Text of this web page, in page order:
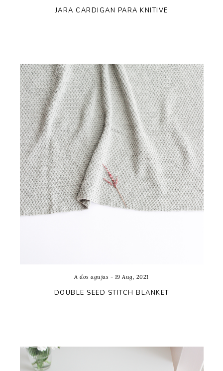
JARA CARDIGAN PARA KNITIVE
A dos agujas - 19 Aug, 2021
DOUBLE SEED STITCH BLANKET